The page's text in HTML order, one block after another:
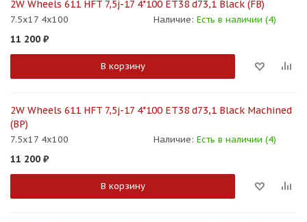
2W Wheels 611 HFT 7,5j-17 4*100 ET38 d73,1 Black (FB)
7.5x17 4x100 Наличие: Есть в наличии (4)
11 200 ₽
В корзину
2W Wheels 611 HFT 7,5j-17 4*100 ET38 d73,1 Black Machined
(BP)
7.5x17 4x100 Наличие: Есть в наличии (4)
11 200 ₽
В корзину